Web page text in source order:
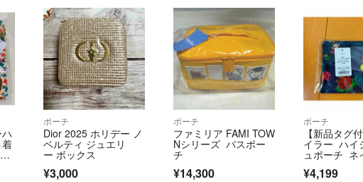
⚠️申し訳ございません今のと
子供服のお値下げはありませ
現状価格でご検討お願い致
ポーチ
Dior 2025 ホリデー ノ
ベルティ ジュエリ
ー ボックス
¥3,000
ポーチ
ファミリア FAMI TOW
Nシリーズ バスポー
チ
¥14,300
ポーチ
【新品タグ
イラー ハイ
ュポーチ ネ
¥4,199